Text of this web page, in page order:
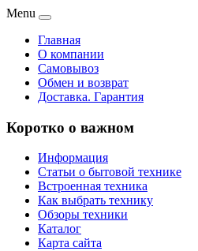
Menu
Главная
О компании
Самовывоз
Обмен и возврат
Доставка. Гарантия
Коротко о важном
Информация
Статьи о бытовой технике
Встроенная техника
Как выбрать технику
Обзоры техники
Каталог
Карта сайта